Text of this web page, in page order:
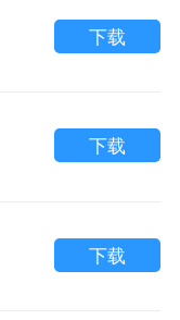
下载
下载
下载